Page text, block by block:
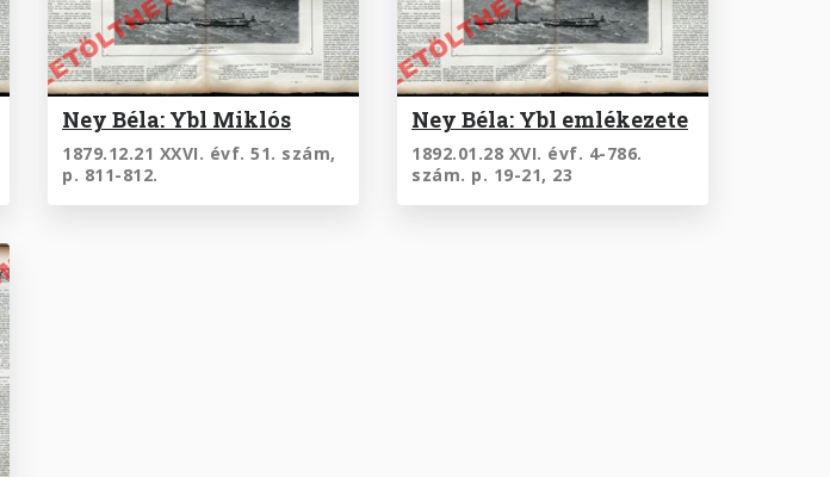
Ney Béla: Ybl Miklós
1879.12.21 XXVI. évf. 51. szám,
p. 811-812.
Ney Béla: Ybl emlékezete
1892.01.28 XVI. évf. 4-786.
szám. p. 19-21, 23